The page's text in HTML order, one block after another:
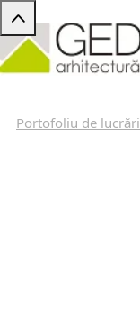
Portofoliu de lucrări